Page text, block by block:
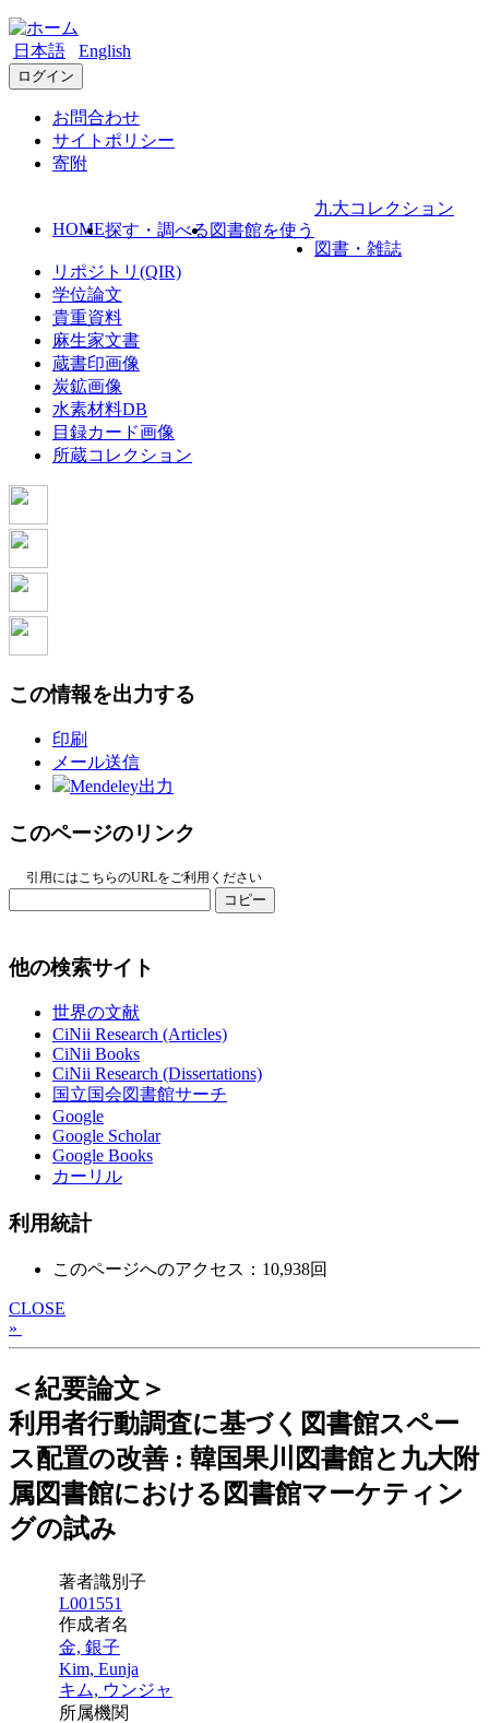
日本語 English
ログイン
お問合わせ
サイトポリシー
寄附
HOME探す・調べる 図書館を使う
九大コレクション
図書・雑誌
リポジトリ(QIR)
学位論文
貴重資料
麻生家文書
蔵書印画像
炭鉱画像
水素材料DB
目録カード画像
所蔵コレクション
この情報を出力する
印刷
メール送信
Mendeley出力
このページのリンク
引用にはこちらのURLをご利用ください
コピー
他の検索サイト
世界の文献
CiNii Research (Articles)
CiNii Books
CiNii Research (Dissertations)
国立国会図書館サーチ
Google
Google Scholar
Google Books
カーリル
利用統計
このページへのアクセス：10,938回
CLOSE
»
＜紀要論文＞
利用者行動調査に基づく図書館スペー
ス配置の改善 : 韓国果川図書館と九大附
属図書館における図書館マーケティン
グの試み
著者識別子
L001551
作成者名
金, 銀子
Kim, Eunja
キム, ウンジャ
所属機関